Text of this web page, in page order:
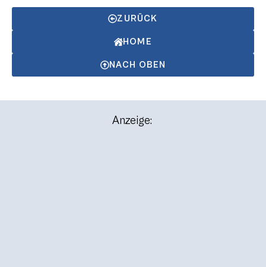
ZURÜCK
HOME
NACH OBEN
Anzeige: